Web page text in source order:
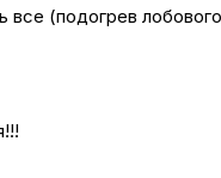
(подогрев